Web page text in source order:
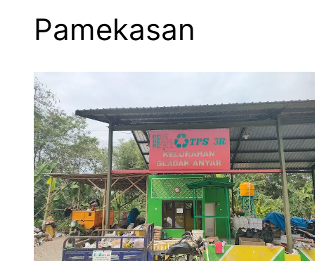
Pamekasan